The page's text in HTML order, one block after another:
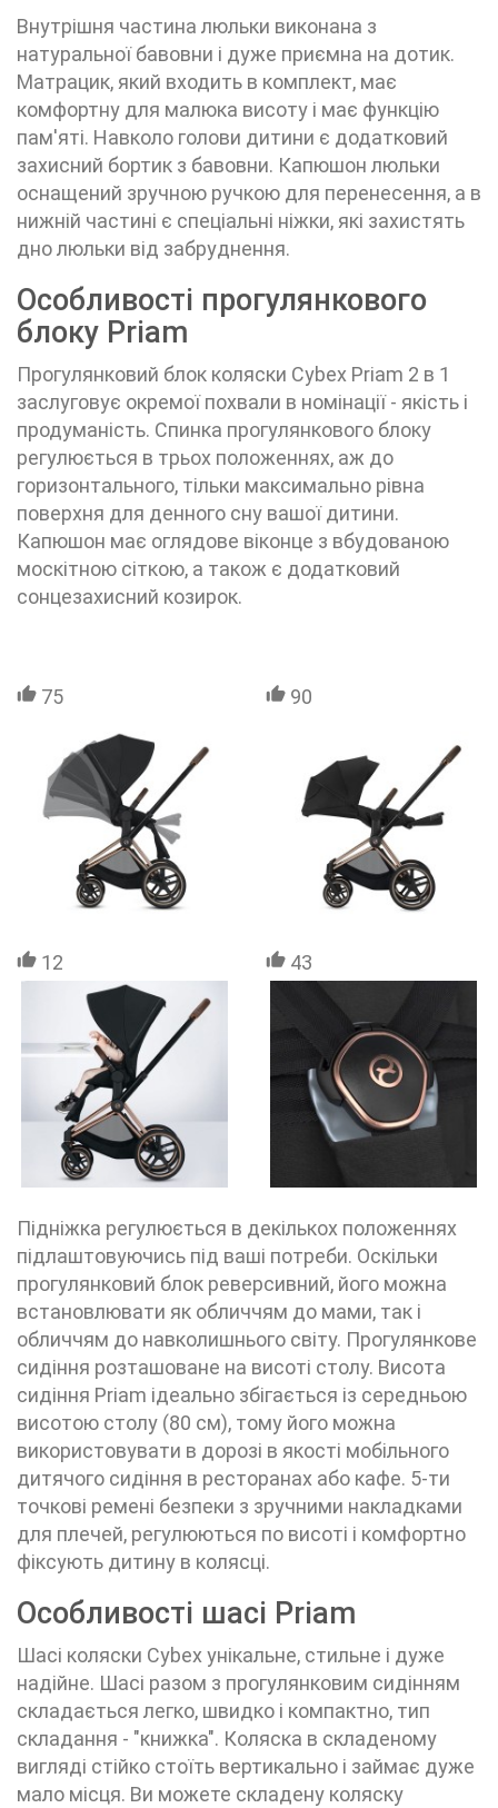
Внутрішня частина люльки виконана з
натуральної бавовни і дуже приємна на дотик.
Матрацик, який входить в комплект, має
комфортну для малюка висоту і має функцію
пам'яті. Навколо голови дитини є додатковий
захисний бортик з бавовни. Капюшон люльки
оснащений зручною ручкою для перенесення, а в
нижній частині є спеціальні ніжки, які захистять
дно люльки від забруднення.
Особливості прогулянкового
блоку Priam
Прогулянковий блок коляски Cybex Priam 2 в 1
заслуговує окремої похвали в номінації - якість і
продуманість. Спинка прогулянкового блоку
регулюється в трьох положеннях, аж до
горизонтального, тільки максимально рівна
поверхня для денного сну вашої дитини.
Капюшон має оглядове віконце з вбудованою
москітною сіткою, а також є додатковий
сонцезахисний козирок.
75 90
12 43
Підніжка регулюється в декількох положеннях
підлаштовуючись під ваші потреби. Оскільки
прогулянковий блок реверсивний, його можна
встановлювати як обличчям до мами, так і
обличчям до навколишнього світу. Прогулянкове
сидіння розташоване на висоті столу. Висота
сидіння Priam ідеально збігається із середньою
висотою столу (80 см), тому його можна
використовувати в дорозі в якості мобільного
дитячого сидіння в ресторанах або кафе. 5-ти
точкові ремені безпеки з зручними накладками
для плечей, регулюються по висоті і комфортно
фіксують дитину в колясці.
Особливості шасі Priam
Шасі коляски Cybex унікальне, стильне і дуже
надійне. Шасі разом з прогулянковим сидінням
складається легко, швидко і компактно, тип
складання - "книжка". Коляска в складеному
вигляді стійко стоїть вертикально і займає дуже
мало місця. Ви можете складену коляску